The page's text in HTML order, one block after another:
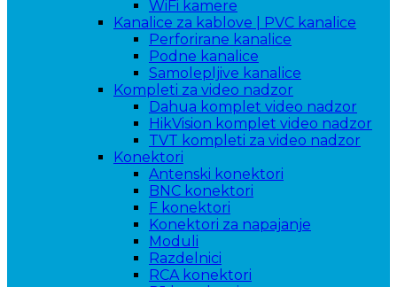
WiFi kamere
Kanalice za kablove | PVC kanalice
Perforirane kanalice
Podne kanalice
Samolepljive kanalice
Kompleti za video nadzor
Dahua komplet video nadzor
HikVision komplet video nadzor
TVT kompleti za video nadzor
Konektori
Antenski konektori
BNC konektori
F konektori
Konektori za napajanje
Moduli
Razdelnici
RCA konektori